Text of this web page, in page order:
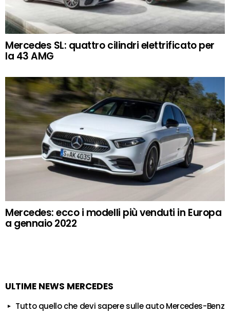
Mercedes SL: quattro cilindri elettrificato per
la 43 AMG
Mercedes: ecco i modelli più venduti in Europa
a gennaio 2022
ULTIME NEWS MERCEDES
Tutto quello che devi sapere sulle auto Mercedes-Benz